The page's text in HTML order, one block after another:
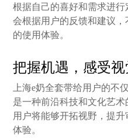
根据自己的喜好和需求进
会根据用户的反馈和建议
的使用体验。
把握机遇，感受视
上海e奶全套带给用户的不
是一种前沿科技和文化艺术
用户将能够开拓视野，提
体验。